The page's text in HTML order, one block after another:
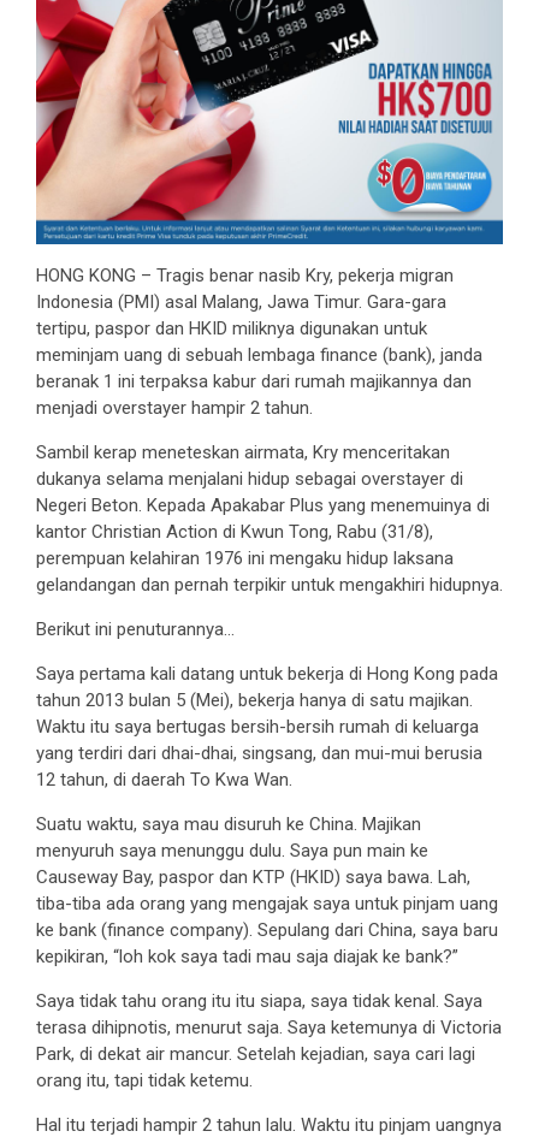
HONG KONG – Tragis benar nasib Kry, pekerja migran
Indonesia (PMI) asal Malang, Jawa Timur. Gara-gara
tertipu, paspor dan HKID miliknya digunakan untuk
meminjam uang di sebuah lembaga finance (bank), janda
beranak 1 ini terpaksa kabur dari rumah majikannya dan
menjadi overstayer hampir 2 tahun.
Sambil kerap meneteskan airmata, Kry menceritakan
dukanya selama menjalani hidup sebagai overstayer di
Negeri Beton. Kepada Apakabar Plus yang menemuinya di
kantor Christian Action di Kwun Tong, Rabu (31/8),
perempuan kelahiran 1976 ini mengaku hidup laksana
gelandangan dan pernah terpikir untuk mengakhiri hidupnya.
Berikut ini penuturannya…
Saya pertama kali datang untuk bekerja di Hong Kong pada
tahun 2013 bulan 5 (Mei), bekerja hanya di satu majikan.
Waktu itu saya bertugas bersih-bersih rumah di keluarga
yang terdiri dari dhai-dhai, singsang, dan mui-mui berusia
12 tahun, di daerah To Kwa Wan.
Suatu waktu, saya mau disuruh ke China. Majikan
menyuruh saya menunggu dulu. Saya pun main ke
Causeway Bay, paspor dan KTP (HKID) saya bawa. Lah,
tiba-tiba ada orang yang mengajak saya untuk pinjam uang
ke bank (finance company). Sepulang dari China, saya baru
kepikiran, “loh kok saya tadi mau saja diajak ke bank?”
Saya tidak tahu orang itu itu siapa, saya tidak kenal. Saya
terasa dihipnotis, menurut saja. Saya ketemunya di Victoria
Park, di dekat air mancur. Setelah kejadian, saya cari lagi
orang itu, tapi tidak ketemu.
Hal itu terjadi hampir 2 tahun lalu. Waktu itu pinjam uangnya